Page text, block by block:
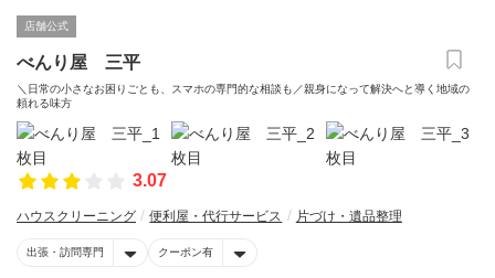
店舗公式
べんり屋 三平
＼日常の小さなお困りごとも、スマホの専門的な相談も／親身になって解決へと導く地域の
頼れる味方
3.07
ハウスクリーニング 便利屋・代行サービス 片づけ・遺品整理
出張・訪問専門 クーポン有